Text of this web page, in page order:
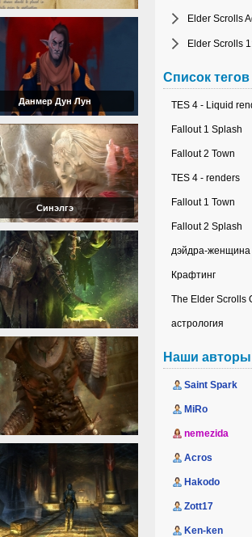
Elder Scrolls
Elder Scrolls
Список тегов
TES 4 - Liquid
Fallout 1 Splash
Fallout 2 Town
TES 4 - renders
Fallout 1 Town
Fallout 2 Splash
дэйдра-женщина
Крафтинг
The Elder Scrolls
астрология
Наши авторы
Saint Spark
MiRo
nemezida
Acros
Hakodo
Zott17
Ken-ken
Данмер Дун Лун
Синэлгэ